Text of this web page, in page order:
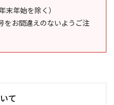
年始を除く）
をお間違えのないようご注
て